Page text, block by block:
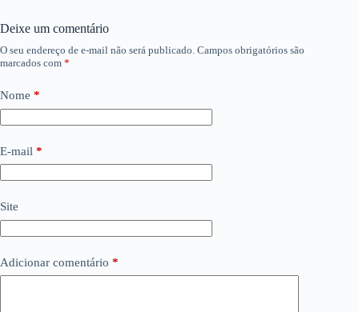
Deixe um comentário
O seu endereço de e-mail não será publicado. Campos obrigatórios são
marcados com *
Nome *
E-mail *
Site
Adicionar comentário *